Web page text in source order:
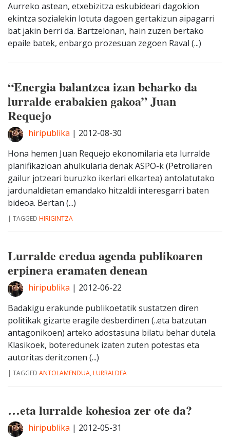
Aurreko astean, etxebizitza eskubideari dagokion
ekintza sozialekin lotuta dagoen gertakizun aipagarri
bat jakin berri da. Bartzelonan, hain zuzen bertako
epaile batek, enbargo prozesuan zegoen Raval (...)
“Energia balantzea izan beharko da
lurralde erabakien gakoa” Juan
Requejo
hiripublika | 2012-08-30
Hona hemen Juan Requejo ekonomilaria eta lurralde
planifikazioan ahulkularia denak ASPO-k (Petroliaren
gailur jotzeari buruzko ikerlari elkartea) antolatutako
jardunaldietan emandako hitzaldi interesgarri baten
bideoa. Bertan (...)
| TAGGED HIRIGINTZA
Lurralde eredua agenda publikoaren
erpinera eramaten denean
hiripublika | 2012-06-22
Badakigu erakunde publikoetatik sustatzen diren
politikak gizarte eragile desberdinen (..eta batzutan
antagonikoen) arteko adostasuna bilatu behar dutela.
Klasikoek, boteredunek izaten zuten potestas eta
autoritas deritzonen (...)
| TAGGED ANTOLAMENDUA, LURRALDEA
…eta lurralde kohesioa zer ote da?
hiripublika | 2012-05-31